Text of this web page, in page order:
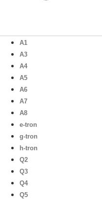
A1
A3
A4
A5
A6
A7
A8
e-tron
g-tron
h-tron
Q2
Q3
Q4
Q5